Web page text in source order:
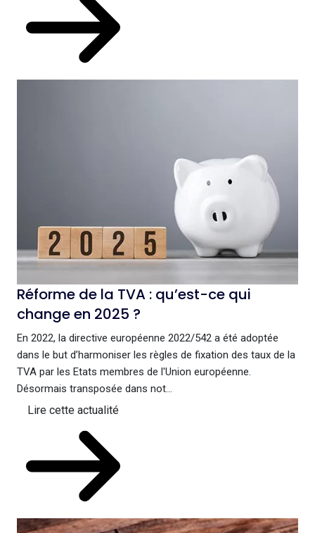
Réforme de la TVA : qu’est-ce qui
change en 2025 ?
En 2022, la directive européenne 2022/542 a été adoptée
dans le but d’harmoniser les règles de fixation des taux de la
TVA par les Etats membres de l'Union européenne.
Désormais transposée dans not...
Lire cette actualité